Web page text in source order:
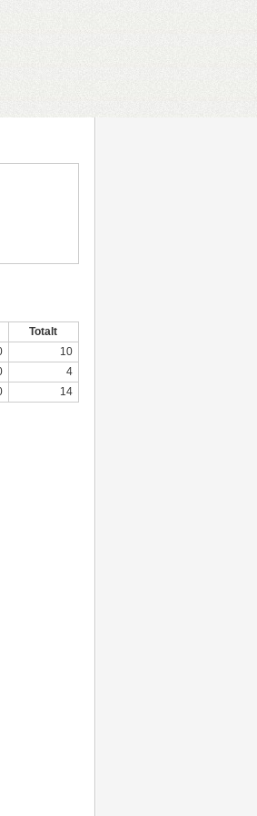
Totalt
10
4
14